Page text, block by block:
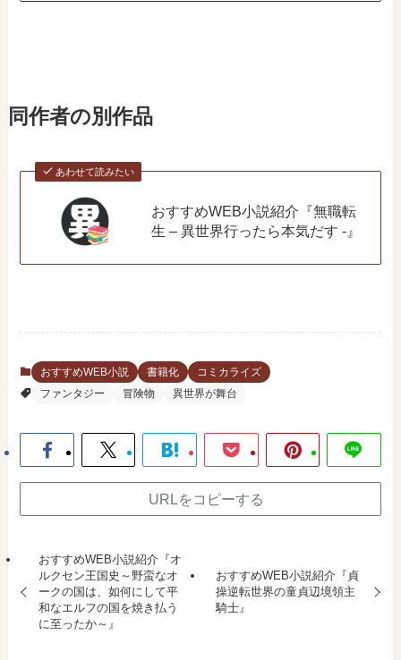
同作者の別作品
あわせて読みたい
おすすめWEB小説紹介『無職転
生 – 異世界行ったら本気だす -』
おすすめWEB小説 書籍化
コミカライズ
ファンタジー
冒険物 異世界が舞台
URLをコピーする
おすすめWEB小説紹介『オ
ルクセン王国史～野蛮なオ
ークの国は、如何にして平
和なエルフの国を焼き払う
に至ったか～』
おすすめWEB小説紹介『貞
操逆転世界の童貞辺境領主
騎士』